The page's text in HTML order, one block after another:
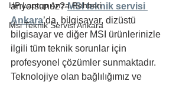
HP Laptop Arıza Rehberi
Msi Teknik Servisi Ankara
arıyorsunuz? MSI teknik servisi
Ankara’da, bilgisayar, dizüstü
bilgisayar ve diğer MSI ürünlerinizle
ilgili tüm teknik sorunlar için
profesyonel çözümler sunmaktadır.
Teknolojiye olan bağlılığımız ve